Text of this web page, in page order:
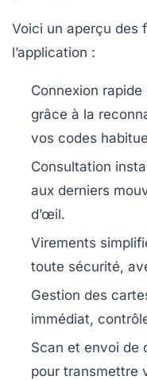
Voici un aperçu des
l’application :
Connexion
grâce à la
vos codes
Consultation
aux derniers
d’œil.
Virements
toute sécurité,
Gestion des
immédiat,
Scan et envoi de
pour transmettre